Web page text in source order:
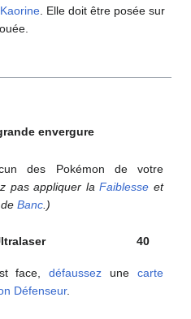
Kaorine . Elle doit être posée sur
envergure
des Pokémon de votre
pas appliquer laFaiblesse et
Banc .)
40
face,défaussez une carte
Défenseur.